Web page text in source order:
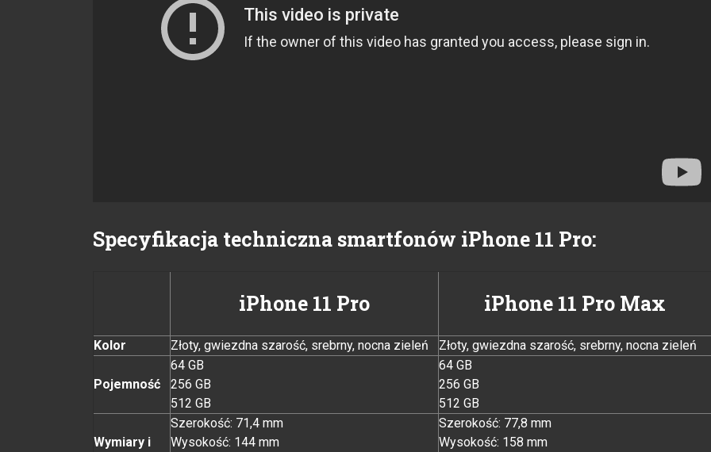
Specyfikacja techniczna smartfonów iPhone 11 Pro:
iPhone 11 Pro iPhone 11 Pro Max
Kolor Złoty, gwiezdna szarość, srebrny, nocna zieleń Złoty, gwiezdna szarość, srebrny, nocna zieleń
Pojemność
64 GB
256 GB
512 GB
64 GB
256 GB
512 GB
Wymiary i
Szerokość: 71,4 mm
Wysokość: 144 mm
Szerokość: 77,8 mm
Wysokość: 158 mm